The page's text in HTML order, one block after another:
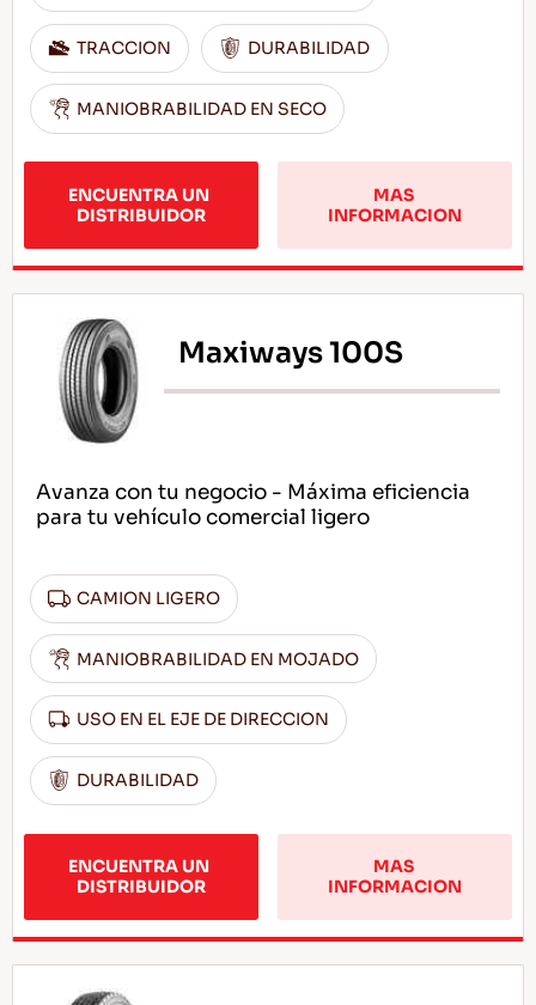
TRACCION DURABILIDAD
MANIOBRABILIDAD EN SECO
ENCUENTRA UN
DISTRIBUIDOR
MAS
INFORMACION
Maxiways 100S
Avanza con tu negocio - Máxima eficiencia
para tu vehículo comercial ligero
CAMION LIGERO
MANIOBRABILIDAD EN MOJADO
USO EN EL EJE DE DIRECCION
DURABILIDAD
ENCUENTRA UN
DISTRIBUIDOR
MAS
INFORMACION